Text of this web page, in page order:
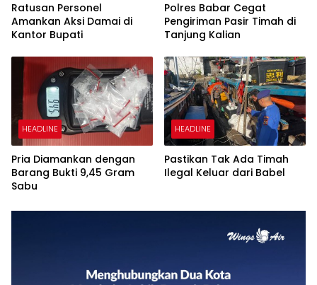
Ratusan Personel
Amankan Aksi Damai di
Kantor Bupati
Polres Babar Cegat
Pengiriman Pasir Timah di
Tanjung Kalian
HEADLINE
Pria Diamankan dengan
Barang Bukti 9,45 Gram
Sabu
HEADLINE
Pastikan Tak Ada Timah
Ilegal Keluar dari Babel